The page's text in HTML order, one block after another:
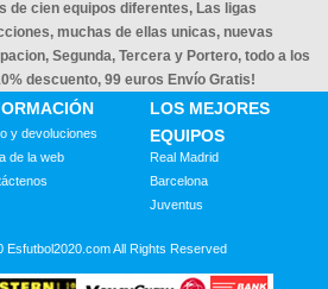
de cien equipos diferentes, Las ligas
muchas de ellas unicas, nuevas
Segunda, Tercera y Portero, todo a los
descuento, 99 euros Envío Gratis!
y devoluciones
de la web
LOS MEJORES
EQUIPOS
Real Madrid
Barcelona
Juventus
Esfutbol2020.com All Rights Reserved